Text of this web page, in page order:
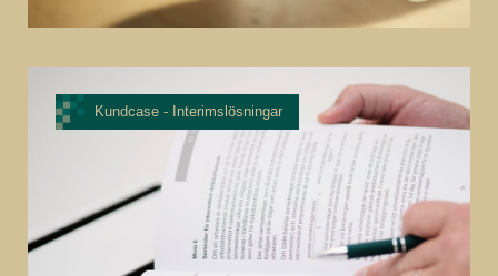
inte får vara ett hinder för fortsatta framgångar!
Kundcase - Interimslösningar